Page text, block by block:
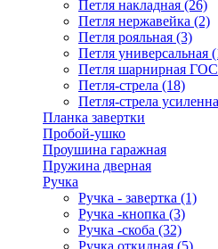
Петля накладная (26)
Петля нержавейка (2)
Петля рояльная (3)
Петля универсальная
Петля шарнирная
Петля-стрела (18)
Петля-стрела
Планка завертки
Пробой-ушко
Проушина гаражная
Пружина дверная
Ручка
Ручка - завертка (1)
Ручка -кнопка (3)
Ручка -скоба (32)
Ручка откидная (5)